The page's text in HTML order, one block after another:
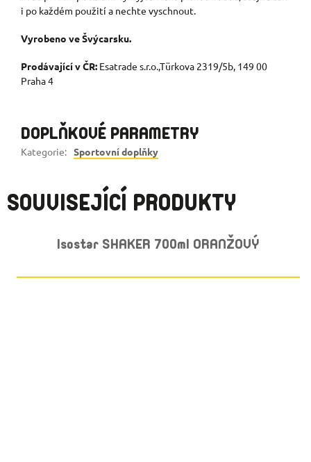
i po každém použití a nechte vyschnout.
Vyrobeno ve Švýcarsku.
Prodávající v ČR: Esatrade s.r.o.,Türkova 2319/5b, 149 00
Praha 4
DOPLŇKOVÉ PARAMETRY
Kategorie: Sportovní doplňky
SOUVISEJÍCÍ PRODUKTY
Isostar SHAKER 700ml ORANŽOVÝ